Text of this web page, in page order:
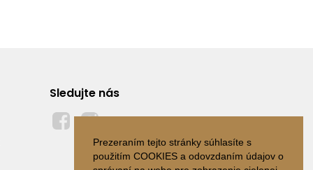
Prezeraním tejto stránky súhlasíte s
použitím COOKIES a odovzdaním údajov o
Sledujte nás